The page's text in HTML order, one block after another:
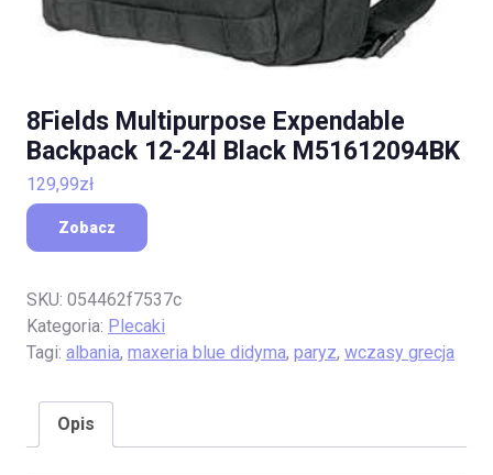
8Fields Multipurpose Expendable
Backpack 12-24l Black M51612094BK
129,99zł
Zobacz
SKU: 054462f7537c
Kategoria: Plecaki
Tagi: albania, maxeria blue didyma, paryz, wczasy grecja
Opis